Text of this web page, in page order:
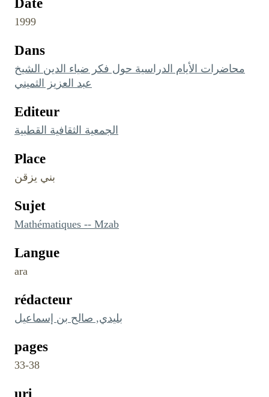
Date
1999
Dans
محاضرات الأيام الدراسية حول فكر ضياء الدين الشيخ
عبد العزيز الثميني
Editeur
الجمعية الثقافية القطبية
Place
بني يزقن
Sujet
Mathématiques -- Mzab
Langue
ara
rédacteur
بليدي, صالح بن إسماعيل
pages
33-38
uri